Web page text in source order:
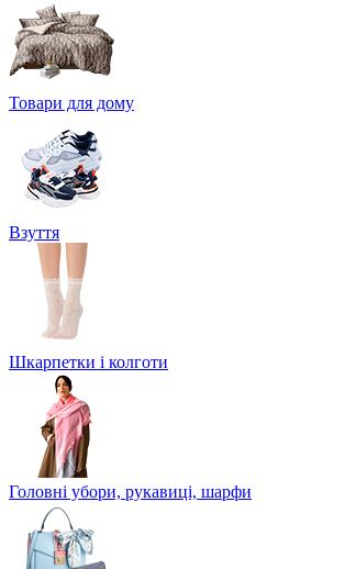
Товари для дому
Взуття
Шкарпетки і колготи
Головні убори, рукавиці, шарфи